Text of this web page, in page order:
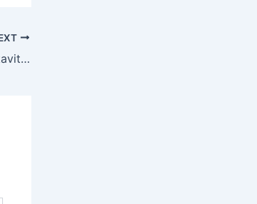
Rio Ferdinand útočí na predstaviteľov FA